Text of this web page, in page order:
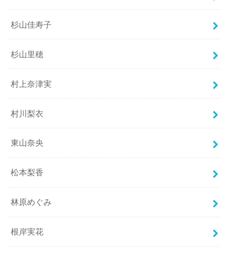
杉山佳寿子
杉山里穂
村上奈津実
村川梨衣
東山奈央
松本梨香
林原めぐみ
根岸実花